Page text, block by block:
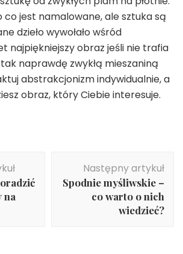
co jest namalowane, ale sztuka są
dzieło wywołało wśród
najpiękniejszy obraz jeśli nie trafia
naprawdę zwykłą mieszaniną
abstrakcjonizm indywidualnie, a
obraz, który Ciebie interesuje.
na
Następny artykuł
Spodnie myśliwskie –
co warto o nich
wiedzieć?